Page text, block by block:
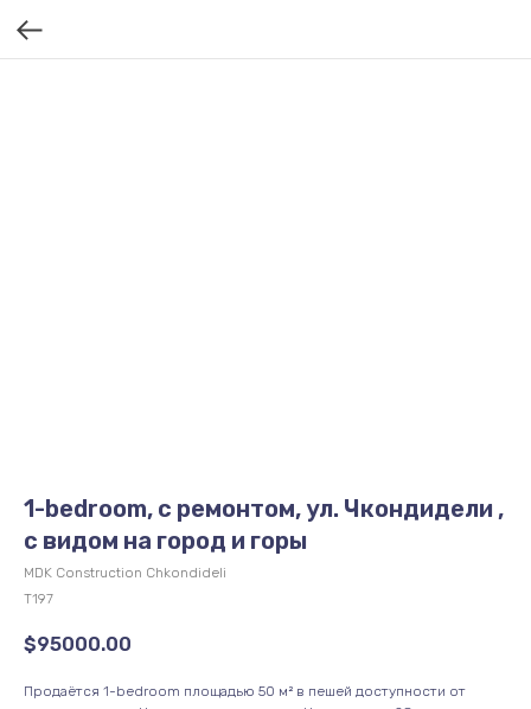
1-bedroom, с ремонтом, ул. Чкондидели ,
с видом на город и горы
MDK Construction Chkondideli
Т197
$95000.00
Продаётся 1-bedroom площадью 50 м² в пешей доступности от